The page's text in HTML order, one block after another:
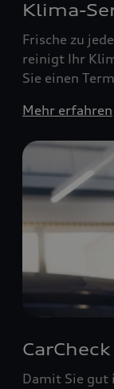
Klima-
Frische zu
reinigt Ihr
Sie einen
Mehr erfahren
CarCheck
Damit Sie gut